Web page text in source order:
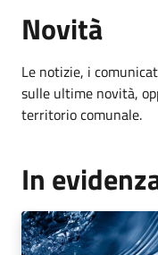
Novità
Le notizie, i
sulle ultime novità,
territorio comunale.
In